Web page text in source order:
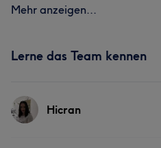
Mehr anzeigen...
Lerne das Team kennen
Hicran